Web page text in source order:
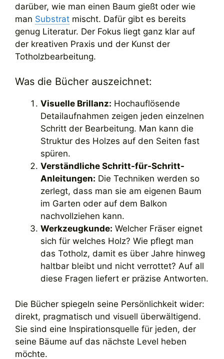
darüber, wie man einen Baum gießt oder wie
man Substrat mischt. Dafür gibt es bereits
genug Literatur. Der Fokus liegt ganz klar auf
der kreativen Praxis und der Kunst der
Totholzbearbeitung.
Was die Bücher auszeichnet:
Visuelle Brillanz: Hochauflösende
Detailaufnahmen zeigen jeden einzelnen
Schritt der Bearbeitung. Man kann die
Struktur des Holzes auf den Seiten fast
spüren.
Verständliche Schritt-für-Schritt-
Anleitungen: Die Techniken werden so
zerlegt, dass man sie am eigenen Baum
im Garten oder auf dem Balkon
nachvollziehen kann.
Werkzeugkunde: Welcher Fräser eignet
sich für welches Holz? Wie pflegt man
das Totholz, damit es über Jahre hinweg
haltbar bleibt und nicht verrottet? Auf all
diese Fragen liefert er präzise Antworten.
Die Bücher spiegeln seine Persönlichkeit wider:
direkt, pragmatisch und visuell überwältigend.
Sie sind eine Inspirationsquelle für jeden, der
seine Bäume auf das nächste Level heben
möchte.